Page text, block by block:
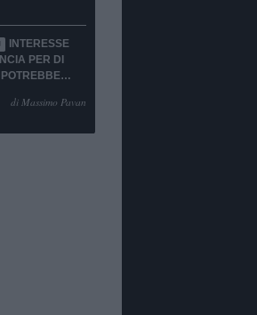
INTERESSE
PER DI
di Massimo Pavan